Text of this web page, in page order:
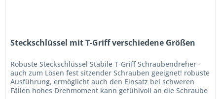
Steckschlüssel mit T-Griff verschiedene Größen
Robuste Steckschlüssel Stabile T-Griff Schraubendreher -
auch zum Lösen fest sitzender Schrauben geeignet! robuste
Ausführung, ermöglicht auch den Einsatz bei schweren
Fällen hohes Drehmoment kann gefühlvoll an die Schraube